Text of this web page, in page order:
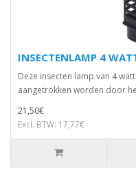
INSECTENLAMP 4
Deze insecten lamp van 4
aangetrokken worden door
21,50€
Excl. BTW: 17,77€